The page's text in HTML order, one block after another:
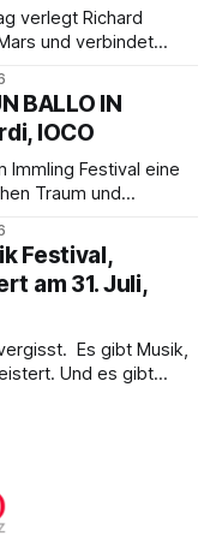
verlegt Richard
und verbindet
Wiener
Akt jedoch
BALLO IN
IOCO
Immling Festival eine
Traum und
getragen von
musikalisch
Festival,
am 31. Juli,
Musik,
Und es gibt
Wiesbaden, an dem